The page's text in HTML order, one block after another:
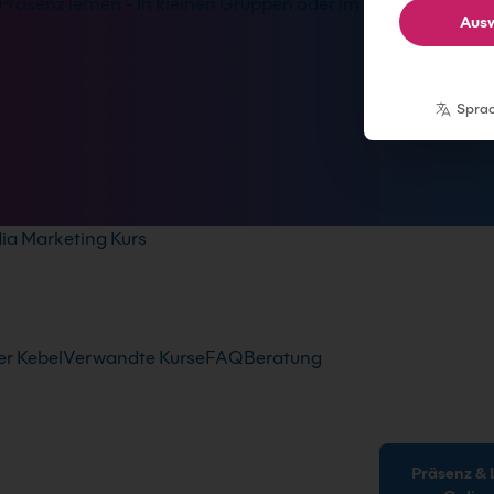
Marketing Kurs
KebelVerwandte KurseFAQBeratung
Präsenz & Live-